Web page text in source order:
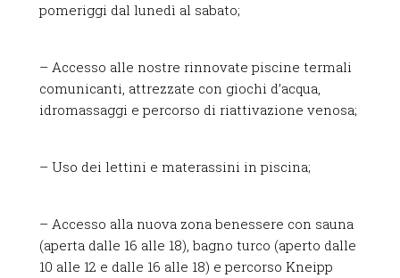
pomeriggi dal lunedì al sabato;
– Accesso alle nostre rinnovate piscine termali
comunicanti, attrezzate con giochi d’acqua,
idromassaggi e percorso di riattivazione venosa;
– Uso dei lettini e materassini in piscina;
– Accesso alla nuova zona benessere con sauna
(aperta dalle 16 alle 18), bagno turco (aperto dalle
10 alle 12 e dalle 16 alle 18) e percorso Kneipp